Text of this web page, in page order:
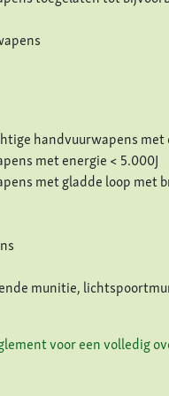
handvuurwapens met
met energie < 5.000J
met gladde loop met
munitie,
voor een volledig